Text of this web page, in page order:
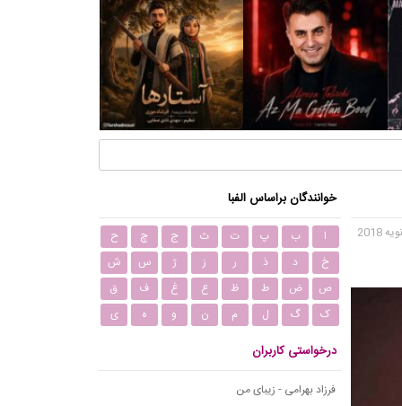
خوانندگان براساس الفبا
ا ب پ ت ث ج چ
ح
خ
د ذ ر ز ژ س
ش
ص
ض ط ظ ع غ ف
ق
ک
گ ل م ن و ه ی
درخواستی کاربران
فرزاد بهرامی - زیبای من